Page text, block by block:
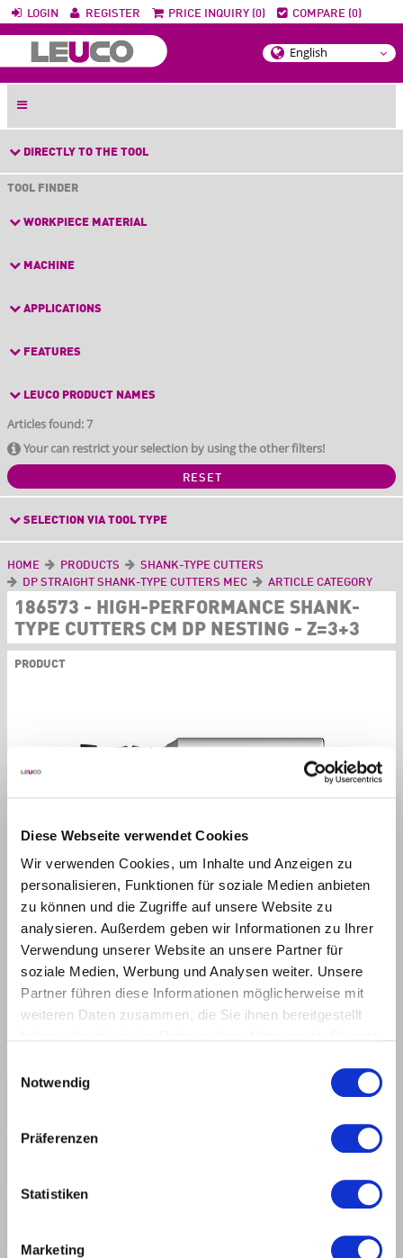
Diese Webseite verwendet Cookies
Wir verwenden Cookies, um Inhalte und Anzeigen zu
personalisieren, Funktionen für soziale Medien anbieten
zu können und die Zugriffe auf unsere Website zu
analysieren. Außerdem geben wir Informationen zu Ihrer
Verwendung unserer Website an unsere Partner für
soziale Medien, Werbung und Analysen weiter. Unsere
Partner führen diese Informationen möglicherweise mit
weiteren Daten zusammen, die Sie ihnen bereitgestellt
Notwendig
Präferenzen
Statistiken
Marketing
LOGIN REGISTER PRICE INQUIRY (0) COMPARE (0)
DIRECTLY TO THE TOOL
TOOL FINDER
WORKPIECE MATERIAL
MACHINE
APPLICATIONS
FEATURES
LEUCO PRODUCT NAMES
Articles found: 7
Your can restrict your selection by using the other filters!
RESET
SELECTION VIA TOOL TYPE
HOME PRODUCTS
SHANK-TYPE CUTTERS
DP STRAIGHT SHANK-TYPE CUTTERS MEC
ARTICLE CATEGORY
186573 - HIGH-PERFORMANCE SHANK-
TYPE CUTTERS CM DP NESTING - Z=3+3
PRODUCT